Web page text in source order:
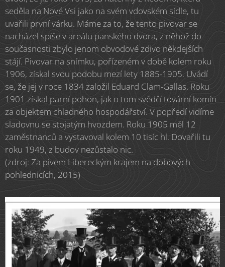
seděla na Nové Vsi jako na svém vdovském sídle, tu
uvařili první várku. Máme za to, že tento pivovar se
nacházel spíše v areálu panského dvora, z něhož do
současnosti zbylo jenom obvodové zdivo někdejších
stájí. Pivovar na snímku, pořízeném v době kolem roku
1906, získal svou podobu mezí lety 1885-1905. Uvádí
se, že jej v roce 1834 založil Eduard Clam-Gallas. Roku
1901 získal parní pohon, jak o tom svědčí tovární komín
za objektem chladného hospodářství. V popředí vidíme
sladovnu se stojatým hvozdem. Roku 1905 měl 12
zaměstnanců a vystavoval kolem 10 tisíc hl. Dovařili tu
roku 1949, z budov nezůstalo nic.
(zdroj: Za pivem Libereckým krajem na dobových
pohlednicích, 2015)